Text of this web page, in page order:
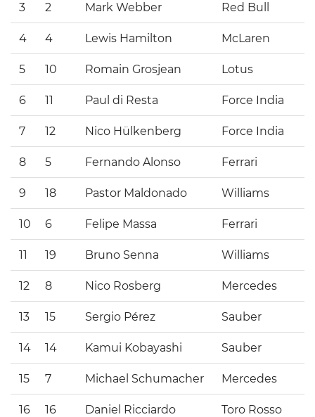
3 2 Mark Webber Red Bull
4 4 Lewis Hamilton McLaren
5 10 Romain Grosjean Lotus
6 11 Paul di Resta Force India
7 12 Nico Hülkenberg Force India
8 5 Fernando Alonso Ferrari
9 18 Pastor Maldonado Williams
10 6 Felipe Massa Ferrari
11 19 Bruno Senna Williams
12 8 Nico Rosberg Mercedes
13 15 Sergio Pérez Sauber
14 14 Kamui Kobayashi Sauber
15 7 Michael Schumacher Mercedes
16 16 Daniel Ricciardo Toro Rosso